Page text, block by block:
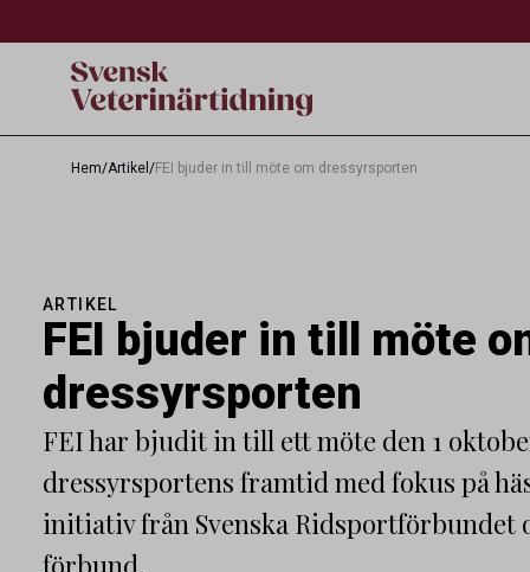
Hem/Artikel /FEI bjuder in till möte om dressyrsporten
ARTIKEL
FEI bjuder in till möte
dressyrsporten
FEI har bjudit in till ett möte den 1
dressyrsportens framtid med fokus på
initiativ från Svenska Ridsportförbundet
förbund.